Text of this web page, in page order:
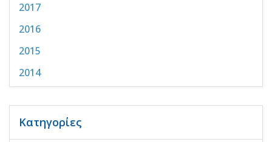
2017
2016
2015
2014
Κατηγορίες